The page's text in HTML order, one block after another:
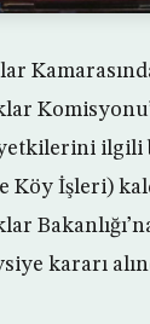
ilgili
Köy İşleri)
kararı